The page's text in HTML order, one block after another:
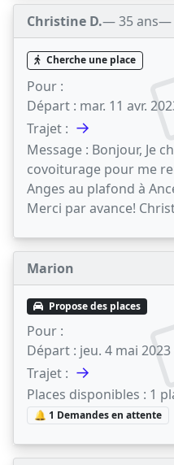
Christine D.— 35 ans—
Cherche une place
Pour :
Départ : mar. 11 avr.
Trajet : →
Message : Bonjour, Je
covoiturage pour me
Anges au plafond à
Merci par avance!
Marion
Propose des places
Pour :
Départ : jeu. 4 mai 2023
Trajet : →
Places disponibles : 1
🔔 1 Demandes en attente